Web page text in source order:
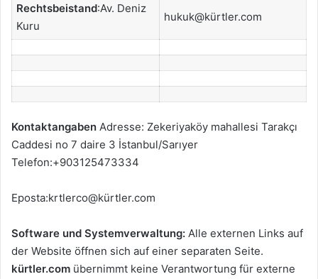
Rechtsbeistand:Av. Deniz
Kuru
hukuk@kürtler.com
Kontaktangaben Adresse: Zekeriyaköy mahallesi Tarakçı
Caddesi no 7 daire 3 İstanbul/Sarıyer
Telefon:+903125473334
Eposta:krtlerco@kürtler.com
Software und Systemverwaltung: Alle externen Links auf
der Website öffnen sich auf einer separaten Seite.
kürtler.com übernimmt keine Verantwortung für externe